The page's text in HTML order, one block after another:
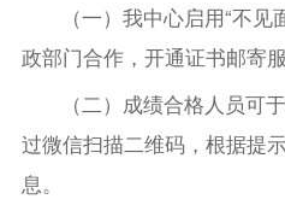
（一）我中心启用“不
政部门合作，开通证书邮寄
（二）成绩合格人员可
过微信扫描二维码，根据提
息。